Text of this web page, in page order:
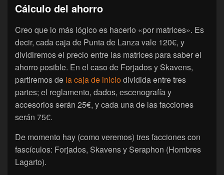
Cálculo del ahorro
Creo que lo más lógico es hacerlo «por matrices». Es
decir, cada caja de Punta de Lanza vale 120€, y
dividiremos el precio entre las matrices para saber el
ahorro posible. En el caso de Forjados y Skavens,
partiremos de la caja de iniciodividida entre tres
partes; el reglamento, dados, escenografía y
accesorios serán 25€, y cada una de las facciones
serán 75€.
De momento hay (como veremos) tres facciones con
fascículos: Forjados, Skavens y Seraphon (Hombres
Lagarto).